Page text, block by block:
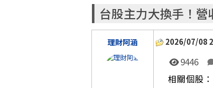
台股主力大換手！
理財阿涵 2026/07/08
9446
相關個股：